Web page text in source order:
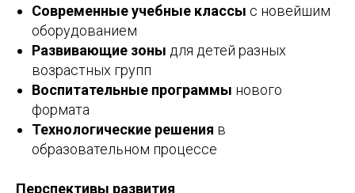
Современные учебные классы с новейшим
оборудованием
Развивающие зоны для детей разных
возрастных групп
Воспитательные программы нового
формата
Технологические решения в
образовательном процессе
Перспективы развития